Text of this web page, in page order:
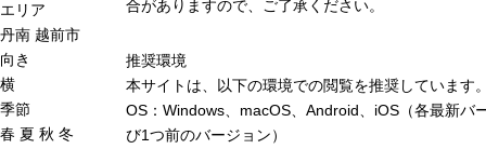
エリア
丹南 越前市
向き
横
季節
春 夏 秋 冬
合がありますので、ご了承ください。
推奨環境
本サイトは、以下の環境での閲覧を推奨しています
OS：Windows、macOS、Android、iOS（各最新バ
び1つ前のバージョン）